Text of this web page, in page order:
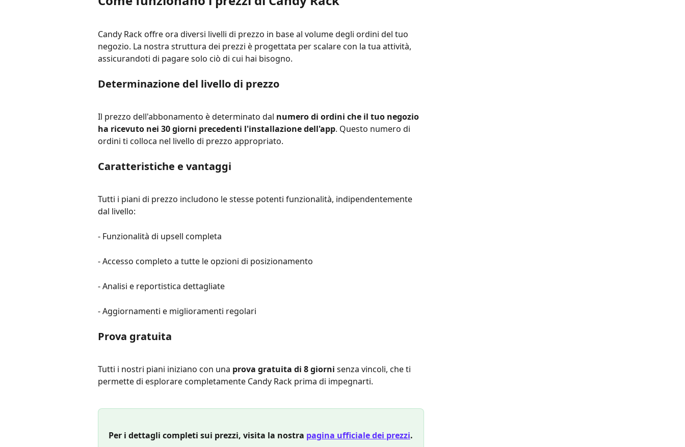
Candy Rack offre ora diversi livelli di prezzo in base al volume degli ordini del tuo
negozio. La nostra struttura dei prezzi è progettata per scalare con la tua attività,
assicurandoti di pagare solo ciò di cui hai bisogno.
Determinazione del livello di prezzo
Il prezzo dell'abbonamento è determinato dal numero di ordini che il tuo negozio
ha ricevuto nei 30 giorni precedenti l'installazione dell'app. Questo numero di
ordini ti colloca nel livello di prezzo appropriato.
Caratteristiche e vantaggi
Tutti i piani di prezzo includono le stesse potenti funzionalità, indipendentemente
dal livello:
- Funzionalità di upsell completa
- Accesso completo a tutte le opzioni di posizionamento
- Analisi e reportistica dettagliate
- Aggiornamenti e miglioramenti regolari
Prova gratuita
Tutti i nostri piani iniziano con una prova gratuita di 8 giorni senza vincoli, che ti
permette di esplorare completamente Candy Rack prima di impegnarti.
Per i dettagli completi sui prezzi, visita la nostra pagina ufficiale dei prezzi.